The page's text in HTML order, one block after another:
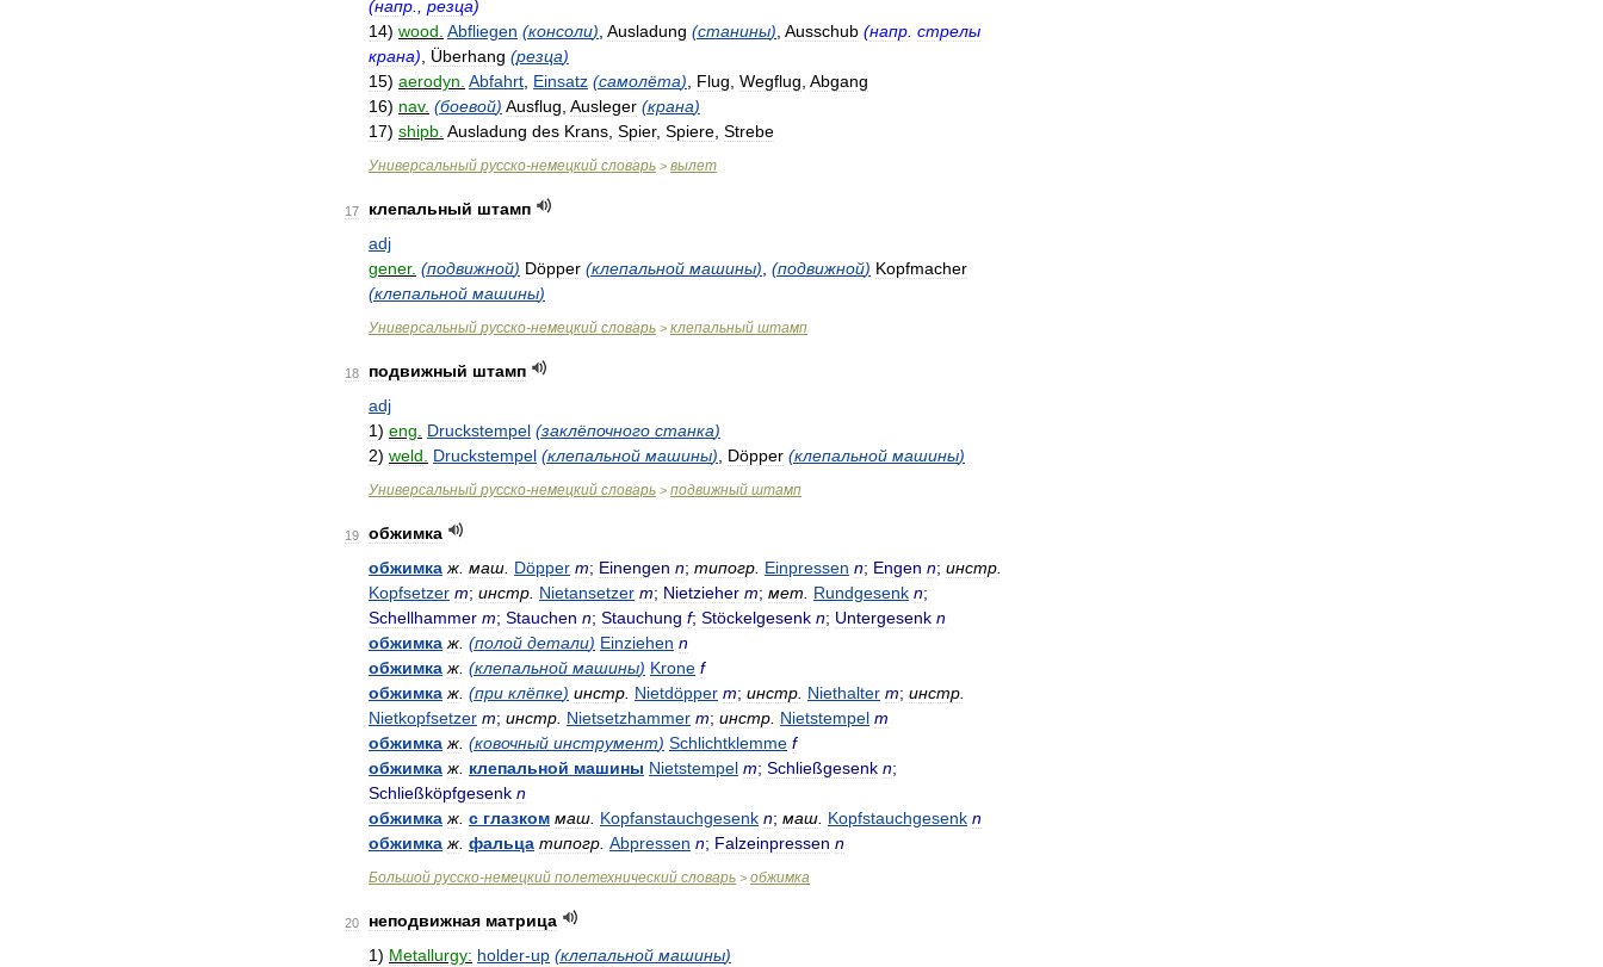
(напр резца)
14) wood Abfliegen (консоли) Ausladung (станины) Ausschub (напр стрелы
крана) Überhang (резца)
15) aerodyn Abfahrt Einsatz (самолёта) Flug Wegflug Abgang
16) nav. (боевой) Ausflug Ausleger (крана)
17) shipb Ausladung des Krans Spier, Spiere Strebe
Универсальный русско-немецкий словарь > вылет
17 клепальный штамп
adj
gener. (подвижной) Döpper (клепальной машины) (подвижной) Kopfmacher
(клепальной машины)
Универсальный русско-немецкий словарь > клепальный штамп
18 подвижный штамп
adj
1) eng Druckstempel (заклёпочного станка)
2) weld Druckstempel (клепальной машины) Döpper (клепальной машины)
Универсальный русско-немецкий словарь > подвижный штамп
19
обжимка
обжимка ж маш Döpper m; Einengen n; типогр Einpressen n; Engen n; инстр
Kopfsetzer m; инстр Nietansetzer m; Nietzieher m; мет Rundgesenk n;
Schellhammer m; Stauchen n; Stauchung f; Stöckelgesenk n; Untergesenk n
обжимка ж (полой детали) Einziehen n
обжимка ж (клепальной машины) Krone f
обжимка ж (при клёпке) инстр Nietdöpper m; инстр Niethalter m; инстр
Nietkopfsetzer m; инстр Nietsetzhammer m; инстр Nietstempel m
обжимка ж (ковочный инструмент) Schlichtklemme f
обжимка ж клепальной машины Nietstempel m; Schließgesenk n;
Schließköpfgesenk n
обжимка ж с глазком маш Kopfanstauchgesenk n; маш Kopfstauchgesenk n
обжимка ж фальца типогр Abpressen n; Falzeinpressen n
Большой русско-немецкий полетехнический словарь > обжимка
20 неподвижная матрица
1) Metallurgy: holder-up (клепальной машины)